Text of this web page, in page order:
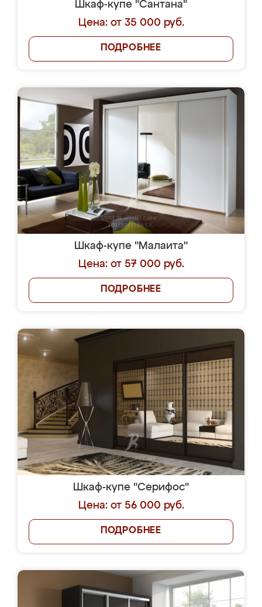
Шкаф-купе "Сантана"
Цена: от 35 000 руб.
ПОДРОБНЕЕ
Шкаф-купе "Малаита"
Цена: от 57 000 руб.
ПОДРОБНЕЕ
Шкаф-купе "Серифос"
Цена: от 56 000 руб.
ПОДРОБНЕЕ